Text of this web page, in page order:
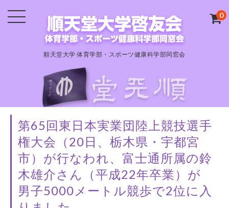
順天堂大学 体育学部・スポーツ健康科学部同窓会
0
第65回東日本実業団陸上競技選手
権大会（20日、栃木県・宇都宮
市）が行なわれ、富士通所属の鈴
木雄介さん（平成22年卒業）が
男子5000メートル競歩で2位に入